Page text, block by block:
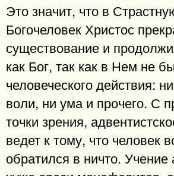
Это значит, что в
Богочеловек Христос
существование и
как Бог, так как в Нем не
человеческого действия:
воли, ни ума и прочего. С
точки зрения,
ведет к тому, что человек
обратился в ничто. Учение